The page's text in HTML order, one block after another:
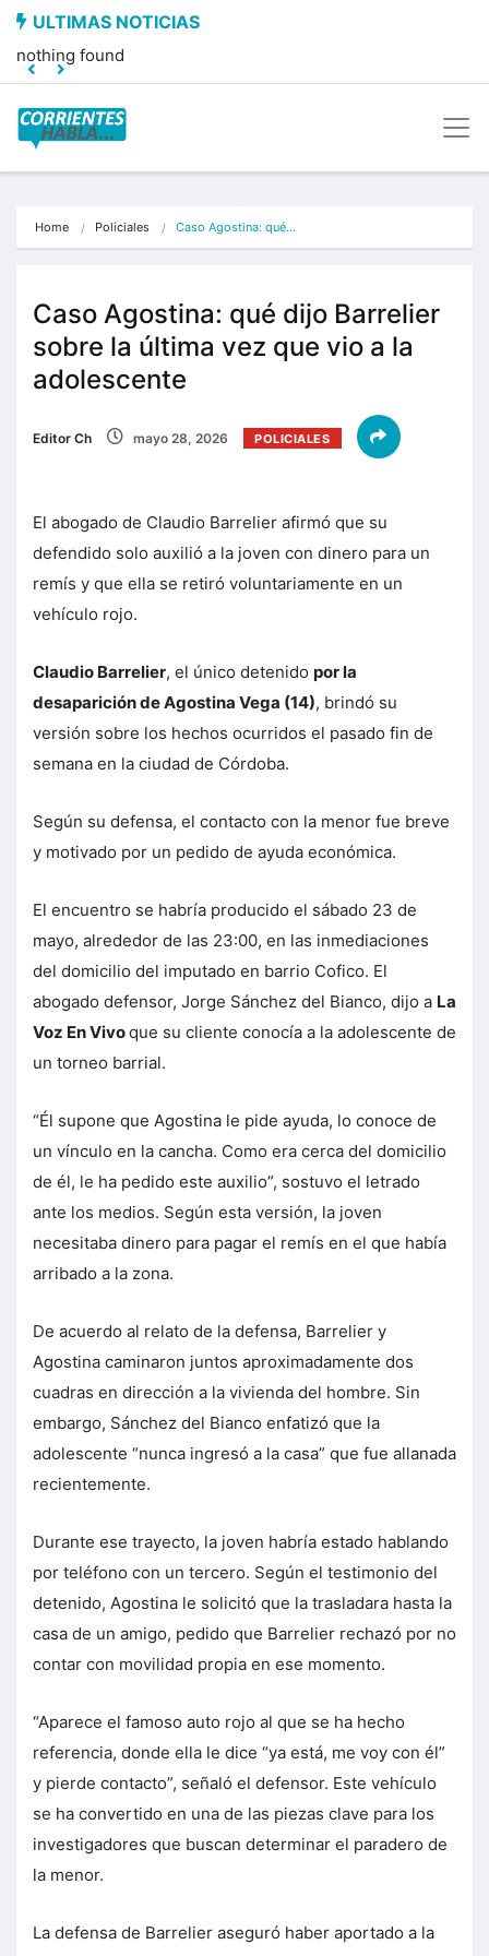
nothing found
Home Policiales Caso Agostina: qué…
Caso Agostina: qué dijo Barrelier
sobre la última vez que vio a la
adolescente
Editor Ch mayo 28, 2026 POLICIALES
El abogado de Claudio Barrelier afirmó que su
defendido solo auxilió a la joven con dinero para un
remís y que ella se retiró voluntariamente en un
vehículo rojo.
Claudio Barrelier, el único detenido por la
desaparición de Agostina Vega (14), brindó su
versión sobre los hechos ocurridos el pasado fin de
semana en la ciudad de Córdoba.
Según su defensa, el contacto con la menor fue breve
y motivado por un pedido de ayuda económica.
El encuentro se habría producido el sábado 23 de
mayo, alrededor de las 23:00, en las inmediaciones
del domicilio del imputado en barrio Cofico. El
abogado defensor, Jorge Sánchez del Bianco, dijo a La
Voz En Vivoque su cliente conocía a la adolescente de
un torneo barrial.
“Él supone que Agostina le pide ayuda, lo conoce de
un vínculo en la cancha. Como era cerca del domicilio
de él, le ha pedido este auxilio”, sostuvo el letrado
ante los medios. Según esta versión, la joven
necesitaba dinero para pagar el remís en el que había
arribado a la zona.
De acuerdo al relato de la defensa, Barrelier y
Agostina caminaron juntos aproximadamente dos
cuadras en dirección a la vivienda del hombre. Sin
embargo, Sánchez del Bianco enfatizó que la
adolescente “nunca ingresó a la casa” que fue allanada
recientemente.
Durante ese trayecto, la joven habría estado hablando
por teléfono con un tercero. Según el testimonio del
detenido, Agostina le solicitó que la trasladara hasta la
casa de un amigo, pedido que Barrelier rechazó por no
contar con movilidad propia en ese momento.
“Aparece el famoso auto rojo al que se ha hecho
referencia, donde ella le dice “ya está, me voy con él”
y pierde contacto”, señaló el defensor. Este vehículo
se ha convertido en una de las piezas clave para los
investigadores que buscan determinar el paradero de
la menor.
La defensa de Barrelier aseguró haber aportado a la